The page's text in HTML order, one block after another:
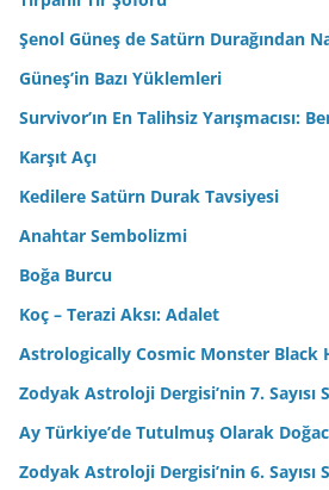
Şenol Güneş de Satürn Durağından
Güneş’in Bazı Yüklemleri
Survivor’ın En Talihsiz Yarışmacısı:
Karşıt Açı
Kedilere Satürn Durak Tavsiyesi
Anahtar Sembolizmi
Boğa Burcu
Koç – Terazi Aksı: Adalet
Astrologically Cosmic Monster Black
Zodyak Astroloji Dergisi’nin 7. Sayısı
Ay Türkiye’de Tutulmuş Olarak
Zodyak Astroloji Dergisi’nin 6. Sayısı